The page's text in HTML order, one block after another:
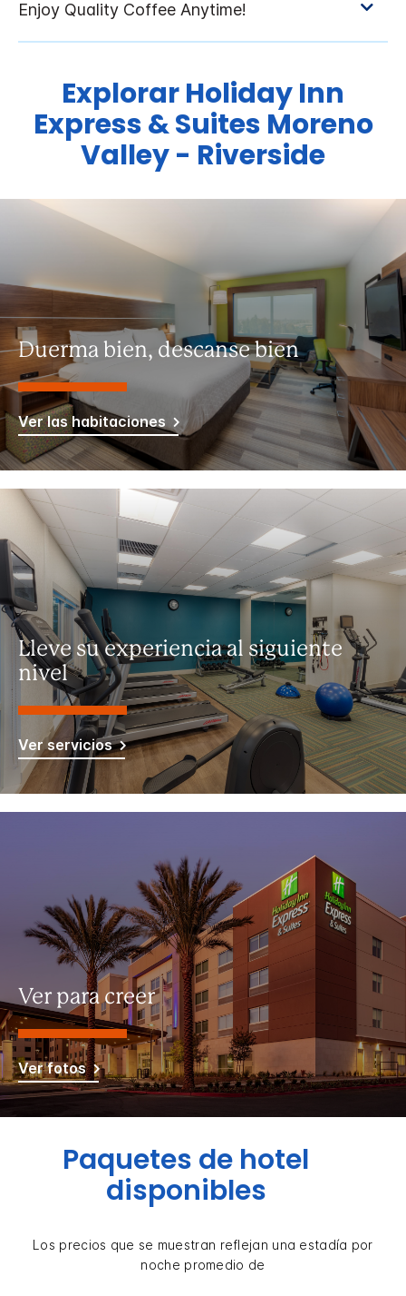
ExplorarHoliday Inn
Express & Suites Moreno
Valley - Riverside
Duerma bien, descanse bien
Ver las habitaciones
Lleve su experiencia al siguiente
nivel
Ver servicios
Ver para creer
Ver fotos
Paquetes de hotel
disponibles
Los precios que se muestran reflejan una estadía por
noche promedio de